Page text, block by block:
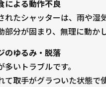
による動作不良
れたシャッターは、雨や湿
部分が固まり、無理に動か
のゆるみ・脱落
多いトラブルです。
て取手がグラついた状態で